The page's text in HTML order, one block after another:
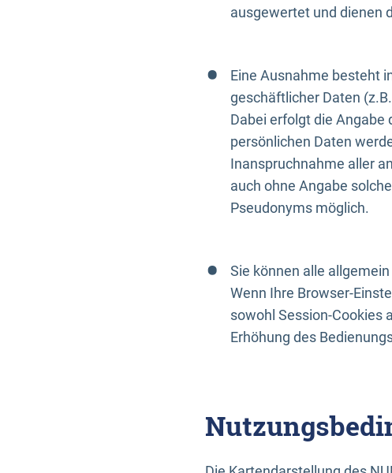
ausgewertet und dienen
Eine Ausnahme besteht
geschäftlicher Daten
Dabei erfolgt die Angabe
persönlichen Daten
Inanspruchnahme aller
auch ohne Angabe
Pseudonyms möglich.
Sie können alle
Wenn Ihre Browser-
sowohl Session-Cookies
Erhöhung des